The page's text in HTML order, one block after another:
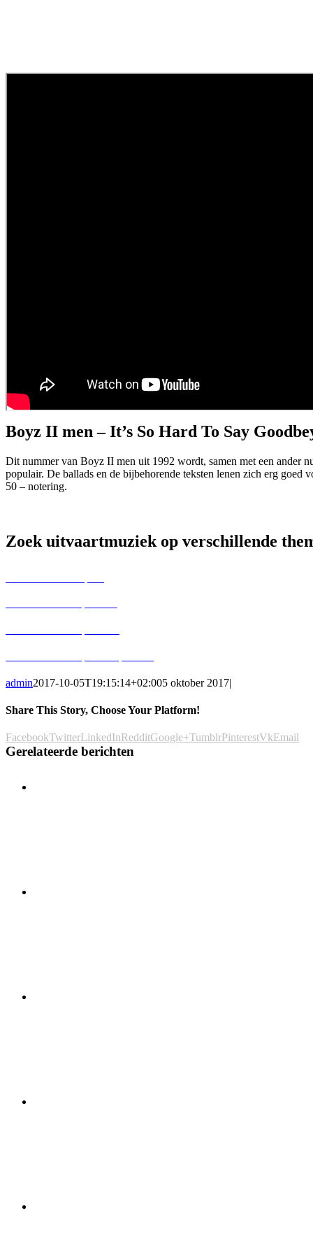
Boyz II men – It’s So Hard To Say
Dit nummer van Boyz II men uit 1992 wordt, samen met een ander
populair. De ballads en de bijbehorende teksten lenen zich erg goed
50 – notering.
Zoek uitvaartmuziek op verschillende
admin2017-10-05T19:15:14+02:005 oktober 2017|
Share This Story, Choose Your Platform!
FacebookTwitterLinkedInRedditGoogle+TumblrPinterestVkEmail
Gerelateerde berichten